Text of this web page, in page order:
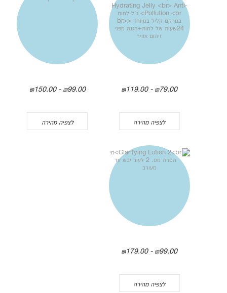
₪79.00 - ₪119.00
לצפיה מהירה
₪99.00 - ₪150.00
לצפיה מהירה
₪99.00 - ₪179.00
לצפיה מהירה